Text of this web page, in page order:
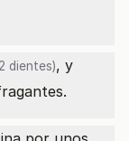
dientes), y